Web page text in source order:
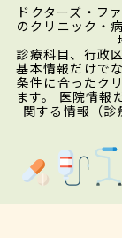
ドクターズ・フ
のクリニック・
診療科目、行政
基本情報だけで
条件に合ったク
ます。 医院情報
関する情報（診